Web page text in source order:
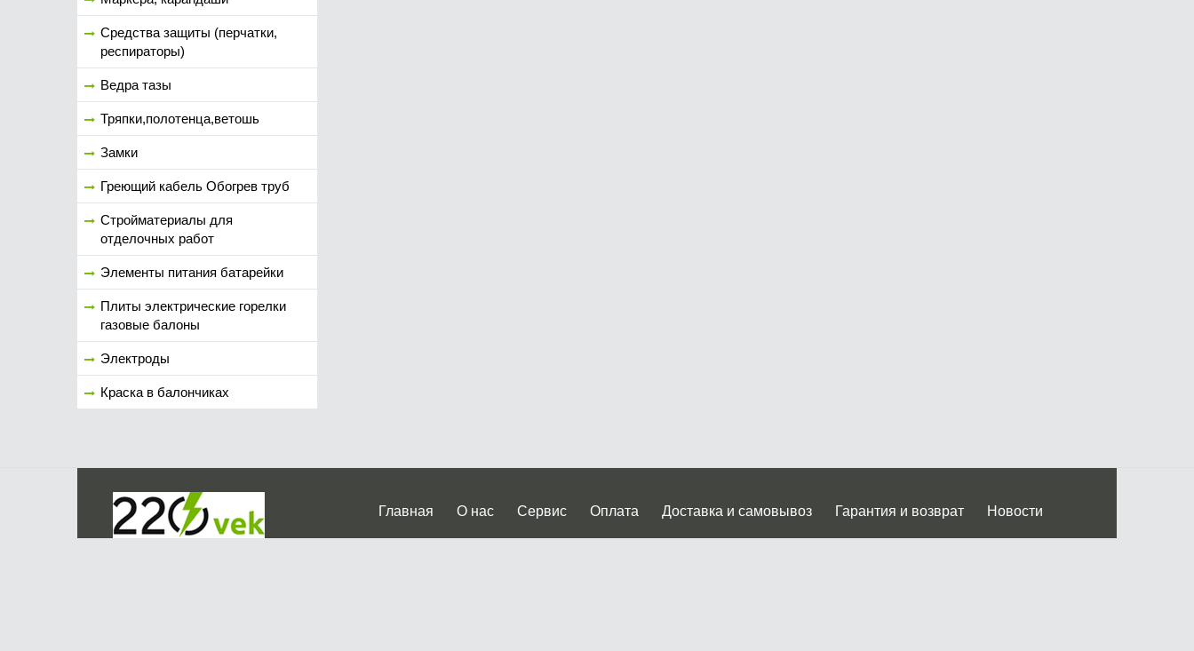
Средства защиты (перчатки,
респираторы)
Ведра тазы
Тряпки,полотенца,ветошь
Замки
Греющий кабель Обогрев труб
Стройматериалы для
отделочных работ
Элементы питания батарейки
Плиты электрические горелки
газовые балоны
Электроды
Краска в балончиках
Главная О нас Сервис Оплата Доставка и самовывоз Гарантия и возврат Новости